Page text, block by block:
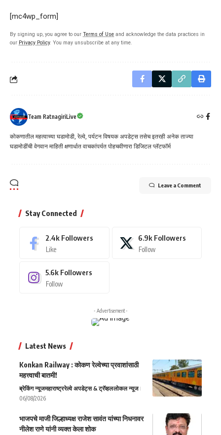
[mc4wp_form]
By signing up, you agree to our Terms of Use and acknowledge the data practices in
our Privacy Policy. You may unsubscribe at any time.
Team RatnagiriLive
कोकणातील महत्वाच्या घडामोडी, रेल्वे, पर्यटन विषयक अपडेट्स तसेच इतरही अनेक ताज्या
घडामोडींची वेगवान माहिती क्षणार्धात वाचकांपर्यत पोहचवीणारा डिजिटल प्लॅटफॉर्म
Leave a Comment
Stay Connected
2.4k Followers
Like
6.9k Followers
Follow
5.6k Followers
Follow
- Advertisement -
Latest News
Konkan Railway : कोकण रेल्वेच्या प्रवाशांसाठी
महत्त्वाची बातमी!
ब्रेकिंग न्यूजमहाराष्ट्ररेल्वे अपडेट्स & ट्रॅव्हललोकल न्यूज
06/08/2026
भाजपचे माजी जिल्हाध्यक्ष राजेश सावंत यांच्या निधनावर
नीलेश राणे यांनी व्यक्त केला शोक